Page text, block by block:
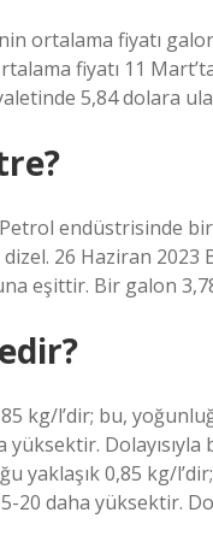
ortalama fiyatı
fiyatı 11
5,84 dolara
endüstrisinde
26 Haziran
eşittir. Bir galon
kg/l’dir; bu,
yaklaşık 0,85 kg/
20 daha yüksektir.